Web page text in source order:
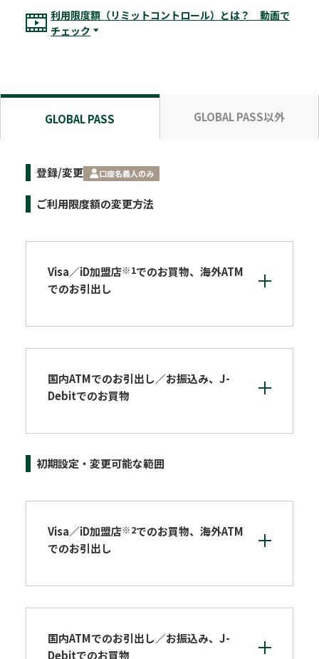
利用限度額（リミットコントロール）とは？ 動画で
チェック
GLOBAL PASS GLOBAL PASS以外
登録/変更 口座名義人のみ
ご利用限度額の変更方法
Visa／iD加盟店※1でのお買物、海外ATM
でのお引出し
国内ATMでのお引出し／お振込み、J-
Debitでのお買物
初期設定・変更可能な範囲
Visa／iD加盟店※2でのお買物、海外ATM
でのお引出し
国内ATMでのお引出し／お振込み、J-
Debitでのお買物